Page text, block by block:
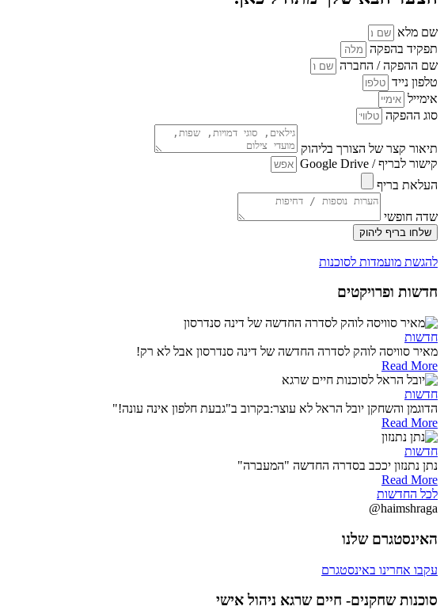
שם מלא
תפקיד בהפקה
שם ההפקה / החברה
טלפון נייד
אימייל
סוג ההפקה
תיאור קצר של הצורך בליהוק
קישור לבריף / Google Drive
העלאת בריף
שדה חופשי
שלחו בריף ליהוק
להגשת מועמדות לסוכנות
חדשות ופרויקטים
חדשות
מאיר סוויסה לוהק לסדרה החדשה של דינה סנדרסון אבל לא רק!
Read More
חדשות
הדוגמן והשחקן יובל הראל לא עוצר:בקרוב ב"גבעת חלפון אינה עונה!"
Read More
חדשות
נתן נתנזון יככב בסדרה החדשה "המעברה"
Read More
לכל החדשות
@haimshraga
האינסטגרם שלנו
עקבו אחרינו באינסטגרם
סוכנות שחקנים- חיים שרגא ניהול אישי